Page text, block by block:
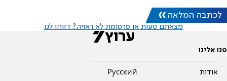
לכתבה המלאה
מצאתם טעות או פרסומת לא ראויה? דווחו לנו
פנו אלינו
אודות
Pусский